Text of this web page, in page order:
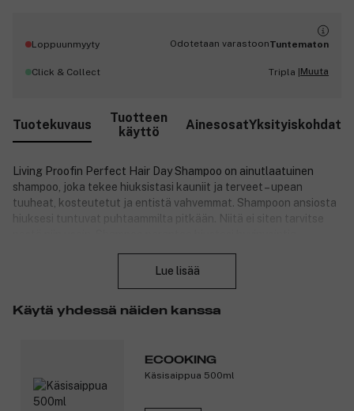
Loppuunmyyty Odotetaan varastoonTuntematon
Click & Collect Tripla |Muuta
Tuotekuvaus
Tuotteen
käyttö
AinesosatYksityiskohdat
Living Proofin Perfect Hair Day Shampoo on ainutlaatuinen
shampoo, joka tekee hiuksistasi kauniit ja terveet – upean
tuuheat, kosteutetut ja entistä vahvemmat. Shampoon ansiosta
hiuksesi tuntuvat puhtaammilta pitkään. Niitä ei siten tarvitse
Se sopii kaikille hiustyypeille, myös värjätyille ja käsitellyille
Perfect Hair Day™ -järjestelmä tarjoaa viisi avainta kauniisiin ja
Tuotenumero:
Lue lisää
Käytä yhdessä näiden kanssa
ECOOKING
Käsisaippua 500ml